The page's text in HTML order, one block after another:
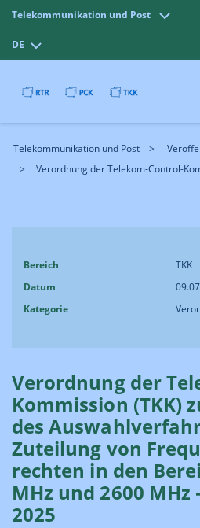
Telekommunikation und Post
DE
Telekommunikation und Post
Verordnung der Telekom-Control-
Bereich
TKK
Datum
Kategorie
Verordnung der
Kommission (TKK)
des
Zuteilung von
rechten in den
MHz und 2600 MHz
2025